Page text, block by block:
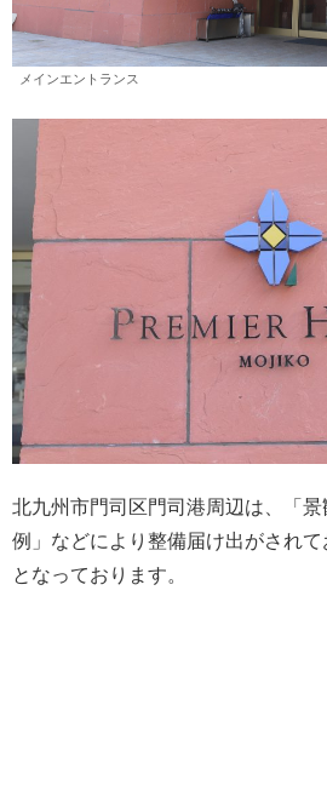
メインエントランス
北九州市門司区門司港周辺は、「
例」などにより整備届け出がされ
となっております。